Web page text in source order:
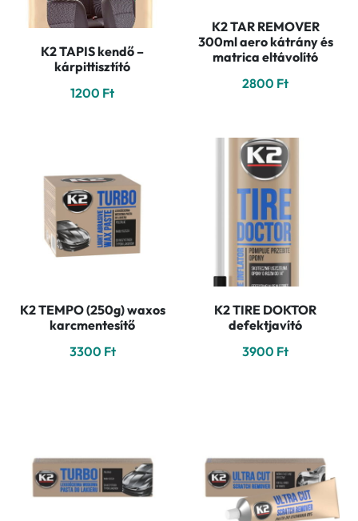
K2 TAPIS kendő –
kárpittisztító
1200 Ft
K2 TAR REMOVER
300ml aero kátrány és
matrica eltávolító
2800 Ft
K2 TEMPO (250g) waxos
karcmentesítő
3300 Ft
K2 TIRE DOKTOR
defektjavító
3900 Ft